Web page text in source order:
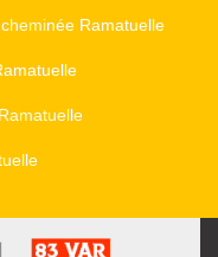
Ramatuelle